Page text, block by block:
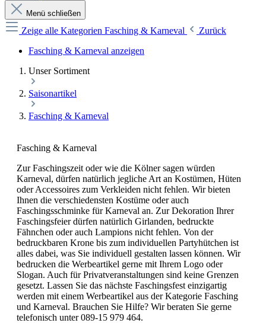
Menü schließen
Zeige alle Kategorien Fasching & Karneval
Zurück
Fasching & Karneval anzeigen
Unser Sortiment
Saisonartikel
Fasching & Karneval
Fasching & Karneval
Zur Faschingszeit oder wie die Kölner sagen würden
Karneval, dürfen natürlich jegliche Art an Kostümen, Hüten
oder Accessoires zum Verkleiden nicht fehlen. Wir bieten
Ihnen die verschiedensten Kostüme oder auch
Faschingsschminke für Karneval an. Zur Dekoration Ihrer
Faschingsfeier dürfen natürlich Girlanden, bedruckte
Fähnchen oder auch Lampions nicht fehlen. Von der
bedruckbaren Krone bis zum individuellen Partyhütchen ist
alles dabei, was Sie individuell gestalten lassen können. Wir
bedrucken die Werbeartikel gerne mit Ihrem Logo oder
Slogan. Auch für Privatveranstaltungen sind keine Grenzen
gesetzt. Lassen Sie das nächste Faschingsfest einzigartig
werden mit einem Werbeartikel aus der Kategorie Fasching
und Karneval. Brauchen Sie Hilfe? Wir beraten Sie gerne
telefonisch unter 089-15 979 464.